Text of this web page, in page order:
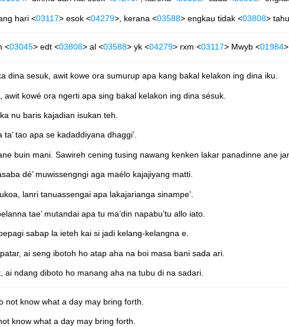
hari <03117> esok <04279>, kerana <03588> engkau tidak <03808>
<03045> edt <03808> al <03588> yk <04279> rxm <03117> Mwyb <01984
dina sesuk, awit kowe ora sumurup apa kang bakal kelakon ing dina iku.
kowé ora ngerti apa sing bakal kelakon ing dina sésuk.
nu baris kajadian isukan teh.
tao apa se kadaddiyana dhaggi’.
buin mani. Sawireh cening tusing nawang kenken lakar panadinne ane
dé’ muwissengngi aga maélo kajajiyang matti.
lanri tanuassengai apa lakajarianga sinampe’.
tae’ mutandai apa tu ma’din napabu’tu allo iato.
sabap la ieteh kai si jadi kelang-kelangna e.
ai seng ibotoh ho atap aha na boi masa bani sada ari.
ndang diboto ho manang aha na tubu di na sadari.
know what a day may bring forth.
know what a day may bring forth.